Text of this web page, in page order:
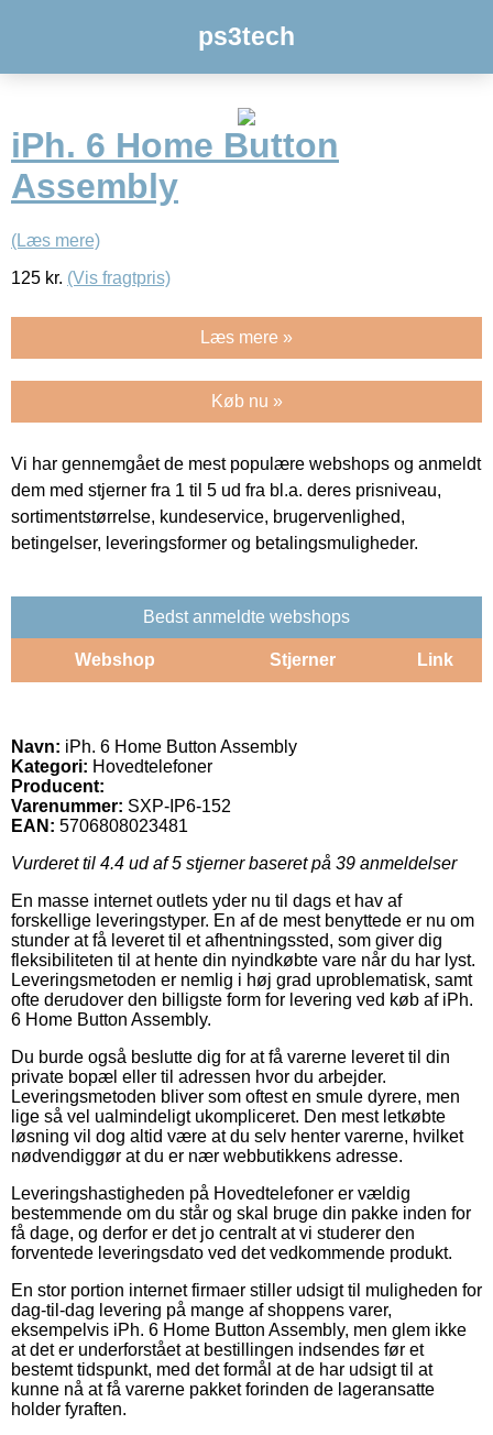
ps3tech
iPh. 6 Home Button
Assembly
(Læs mere)
125 kr. (Vis fragtpris)
Læs mere »
Køb nu »
Vi har gennemgået de mest populære webshops og anmeldt
dem med stjerner fra 1 til 5 ud fra bl.a. deres prisniveau,
sortimentstørrelse, kundeservice, brugervenlighed,
betingelser, leveringsformer og betalingsmuligheder.
Bedst anmeldte webshops
Webshop Stjerner Link
Navn: iPh. 6 Home Button Assembly
Kategori: Hovedtelefoner
Producent:
Varenummer: SXP-IP6-152
EAN: 5706808023481
Vurderet til 4.4 ud af 5 stjerner baseret på 39 anmeldelser
En masse internet outlets yder nu til dags et hav af
forskellige leveringstyper. En af de mest benyttede er nu om
stunder at få leveret til et afhentningssted, som giver dig
fleksibiliteten til at hente din nyindkøbte vare når du har lyst.
Leveringsmetoden er nemlig i høj grad uproblematisk, samt
ofte derudover den billigste form for levering ved køb af iPh.
6 Home Button Assembly.
Du burde også beslutte dig for at få varerne leveret til din
private bopæl eller til adressen hvor du arbejder.
Leveringsmetoden bliver som oftest en smule dyrere, men
lige så vel ualmindeligt ukompliceret. Den mest letkøbte
løsning vil dog altid være at du selv henter varerne, hvilket
nødvendiggør at du er nær webbutikkens adresse.
Leveringshastigheden på Hovedtelefoner er vældig
bestemmende om du står og skal bruge din pakke inden for
få dage, og derfor er det jo centralt at vi studerer den
forventede leveringsdato ved det vedkommende produkt.
En stor portion internet firmaer stiller udsigt til muligheden for
dag-til-dag levering på mange af shoppens varer,
eksempelvis iPh. 6 Home Button Assembly, men glem ikke
at det er underforstået at bestillingen indsendes før et
bestemt tidspunkt, med det formål at de har udsigt til at
kunne nå at få varerne pakket forinden de lageransatte
holder fyraften.